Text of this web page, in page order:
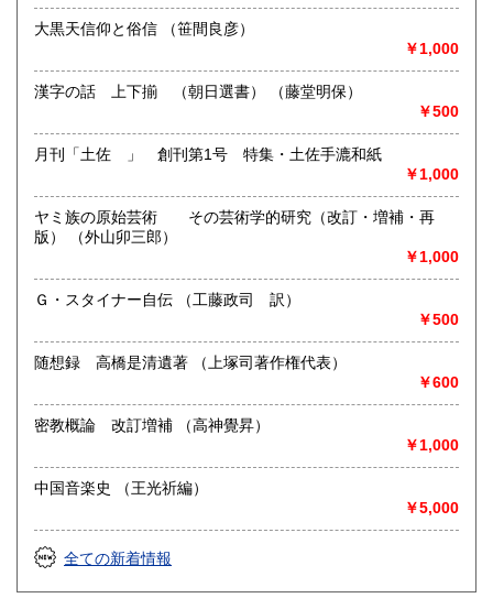
取り扱い分野
店主の目にとまったものこれからとまるもの
大黒天信仰と俗信 （笹間良彦）
￥1,000
漢字の話 上下揃 （朝日選書） （藤堂明保）
￥500
月刊「土佐 」 創刊第1号 特集・土佐手漉和紙
￥1,000
ヤミ族の原始芸術 その芸術学的研究（改訂・増補・再
版） （外山卯三郎）
￥1,000
Ｇ・スタイナー自伝 （工藤政司 訳）
￥500
随想録 高橋是清遺著 （上塚司著作権代表）
￥600
密教概論 改訂増補 （高神覺昇）
￥1,000
中国音楽史 （王光祈編）
￥5,000
全ての新着情報